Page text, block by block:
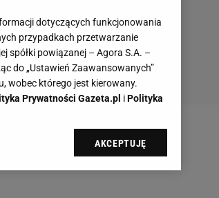
dotyczących funkcjonowania
przypadkach przetwarzanie
spółki powiązanej – Agora S.A. –
do „Ustawień Zaawansowanych”
wobec którego jest kierowany.
Prywatności Gazeta.pl iPolityka
Gazeta.pl sp. z o.o., jej
chwili zmienić swoje preferencje
AKCEPTUJĘ